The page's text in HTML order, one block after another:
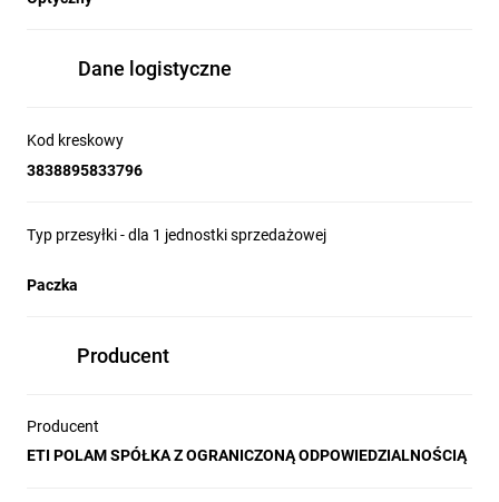
Dane logistyczne
Kod kreskowy
3838895833796
Typ przesyłki - dla 1 jednostki sprzedażowej
Paczka
Producent
Producent
ETI POLAM SPÓŁKA Z OGRANICZONĄ ODPOWIEDZIALNOŚCIĄ